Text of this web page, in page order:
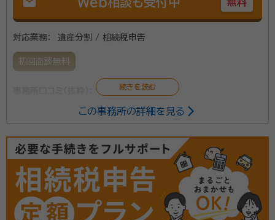
対応業務： 遺産分割 / 相続税申告
初回面談無料
満足度 5.0
ご利用時期：2026/2
WEB会議で打合せて契約を決め、対面で詳細打合せを行いました。特に
不安・不審な点もなく、現地事務所から帰る際には社員全員が起立して見
送ってくれた点も印象的でした。相続税申告の経験が豊富でWEBサイト
での情報発信も多く、土地の評価や万一の税務調査対応において地元の
方が有利で、費用面でも競争力の高いものだったことで、依頼を決めまし
た。
契約後の感想
この事務所の詳細を見る